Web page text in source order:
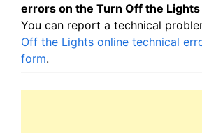
errors on the Turn Off the
You can report a technical
Off the Lights online technical
form.